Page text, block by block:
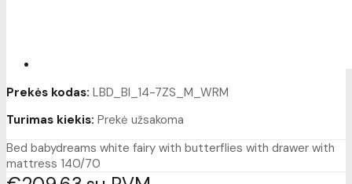
Prekės kodas: LBD_BI_14-7ZS_M_WRM
Turimas kiekis: Prekė užsakoma
Bed babydreams white fairy with butterflies with drawer with
mattress 140/70